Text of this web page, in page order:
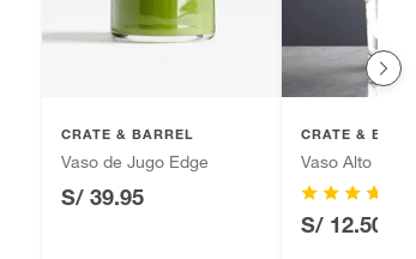
CRATE & BARREL
Vaso de Jugo Edge
S/ 39.95
CRATE &
Vaso Alto
S/ 12.50